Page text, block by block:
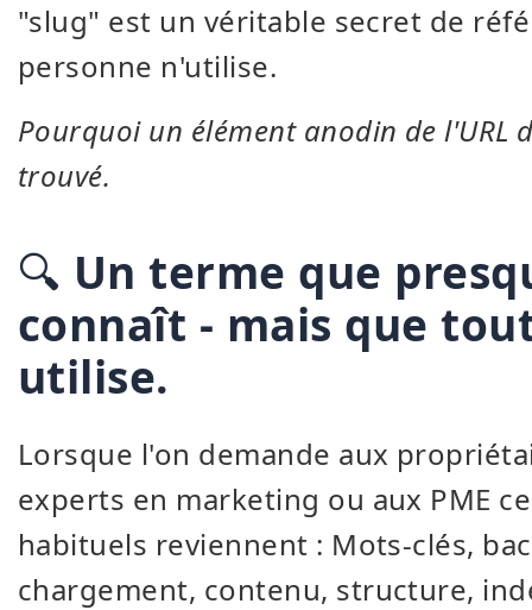
"slug" est un véritable secret de
personne n'utilise.
Pourquoi un élément anodin de l'URL
trouvé.
🔍 Un terme que
connaît - mais que
utilise.
Lorsque l'on demande aux
experts en marketing ou aux PME
habituels reviennent : Mots-clés,
chargement, contenu, structure,